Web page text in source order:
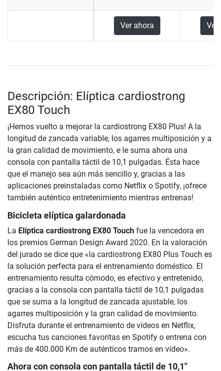
Ver ahora Ver
Descripción: Elíptica cardiostrong
EX80 Touch
¡Hemos vuelto a mejorar la cardiostrong EX80 Plus! A la
longitud de zancada variable, los agarres multiposición y a
la gran calidad de movimiento, e le suma ahora una
consola con pantalla táctil de 10,1 pulgadas. Ésta hace
que el manejo sea aún más sencillo y, gracias a las
aplicaciones preinstaladas como Netflix o Spotify, ¡ofrece
también auténtico entretenimiento mientras entrenas!
Bicicleta elíptica galardonada
La Elíptica cardiostrong EX80 Touch fue la vencedora en
los premios German Design Award 2020. En la valoración
del jurado se dice que «la cardiostrong EX80 Plus Touch es
la solución perfecta para el entrenamiento doméstico. El
entrenamiento resulta cómodo, es efectivo y entretenido,
gracias a la consola con pantalla táctil de 10,1 pulgadas
que se suma a la longitud de zancada ajustable, los
agarres multiposición y la gran calidad de movimiento.
Disfruta durante el entrenamiento de vídeos en Netflix,
escucha tus canciones favoritas en Spotify o entrena con
más de 400.000 Km de auténticos tramos en vídeo».
Ahora con consola con pantalla táctil de 10,1"